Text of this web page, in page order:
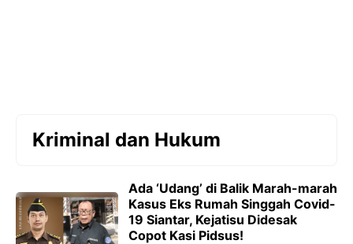
Kriminal dan Hukum
Ada ‘Udang’ di Balik Marah-marah
Kasus Eks Rumah Singgah Covid-
19 Siantar, Kejatisu Didesak
Copot Kasi Pidsus!